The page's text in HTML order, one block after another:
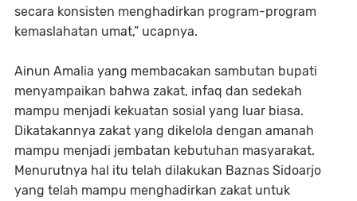
secara konsisten menghadirkan program-program
kemaslahatan umat,” ucapnya.
Ainun Amalia yang membacakan sambutan bupati
menyampaikan bahwa zakat, infaq dan sedekah
mampu menjadi kekuatan sosial yang luar biasa.
Dikatakannya zakat yang dikelola dengan amanah
mampu menjadi jembatan kebutuhan masyarakat.
Menurutnya hal itu telah dilakukan Baznas Sidoarjo
yang telah mampu menghadirkan zakat untuk